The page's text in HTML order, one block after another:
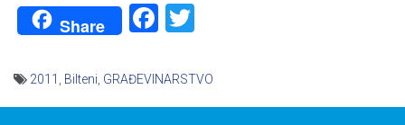
Share Facebook
2011 Bilteni GRAĐEVINARSTVO